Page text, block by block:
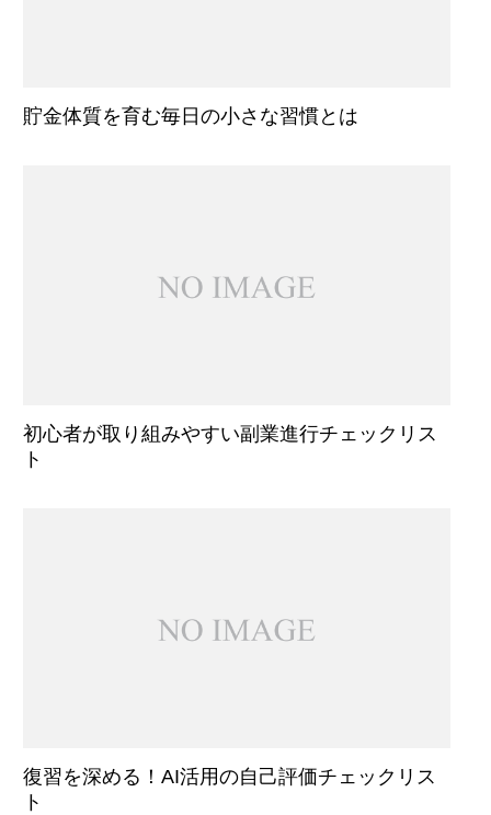
貯金体質を育む毎日の小さな習慣とは
初心者が取り組みやすい副業進行チェックリス
ト
復習を深める！AI活用の自己評価チェックリス
ト